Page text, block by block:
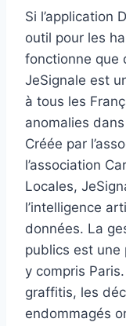
Si l’application
outil pour les
fonctionne que
JeSignale est
à tous les
anomalies
Créée par
l’association
Locales,
l’intelligence
données. La
publics est une
y compris
graffitis, les
endommagés